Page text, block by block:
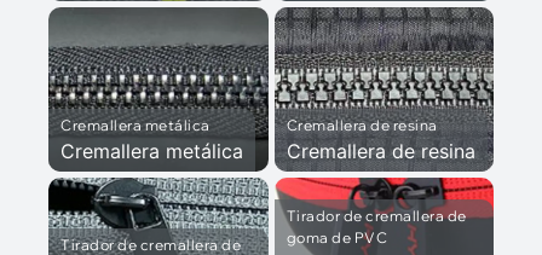
Cremallera metálica
Cremallera metálica
Cremallera de resina
Cremallera de resina
Tirador de cremallera de
Tirador de cremallera de
goma de PVC